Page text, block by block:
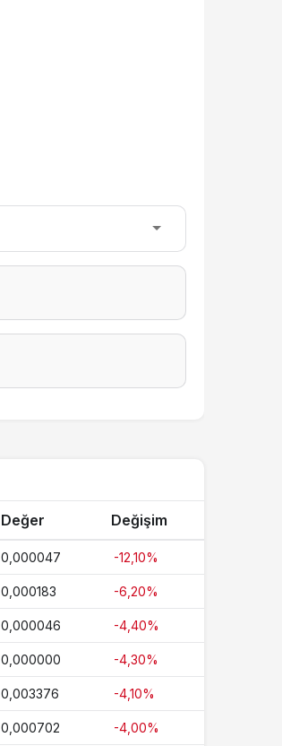
Değer Değişim
0,000047 -12,10%
0,000183 -6,20%
0,000046 -4,40%
0,000000 -4,30%
0,003376 -4,10%
0,000702 -4,00%